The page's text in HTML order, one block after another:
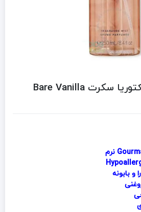
بادی اسپلش ویکتوریا سکرت Bare Vanilla
و بابونه